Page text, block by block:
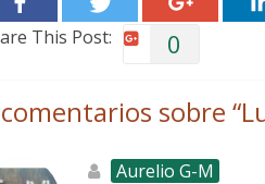
This Post: 0
sobre “
Aurelio G-M